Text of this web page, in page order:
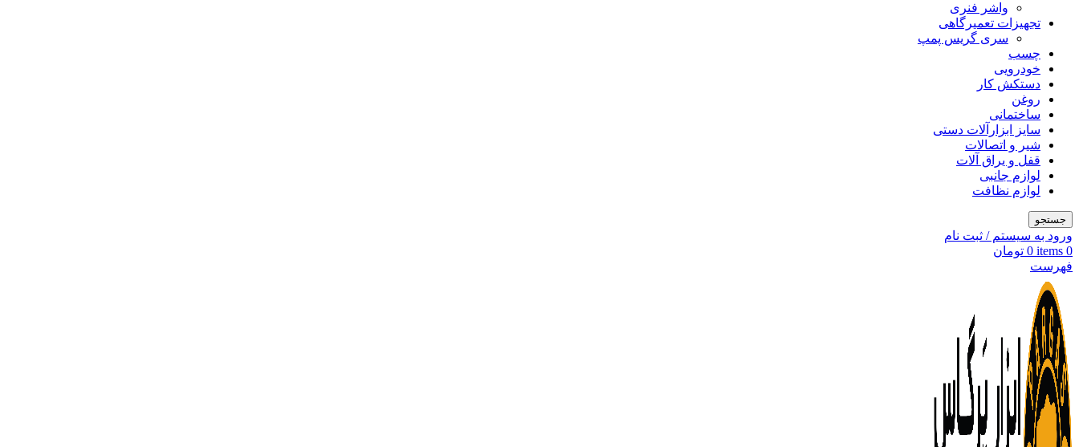
واشر فنری
تجهیزات تعمیرگاهی
سری گریس پمپ
چسب
خودرویی
دستکش کار
روغن
ساختمانی
سایز ابزارآلات دستی
شیر و اتصالات
قفل و یراق آلات
لوازم جانبی
لوازم نظافت
جستجو
ورود به سیستم / ثبت نام
0
items
0 تومان
فهرست